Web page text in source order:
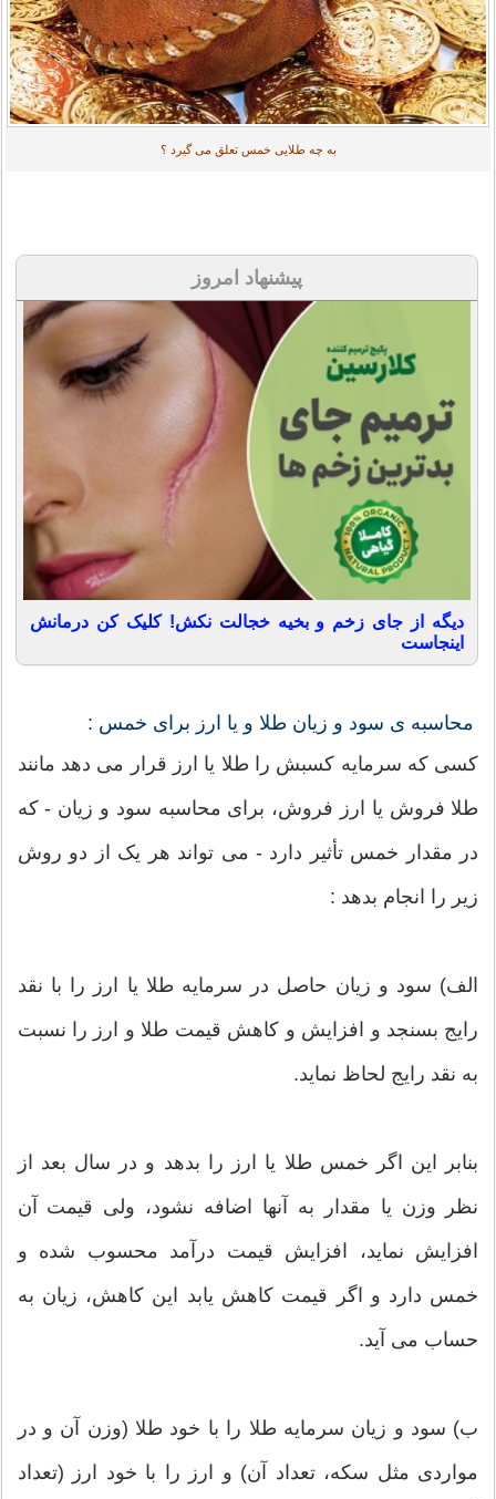
به چه طلایی خمس تعلق می گیرد ؟
پیشنهاد امروز
دیگه از جای زخم و بخیه خجالت نکش! کلیک کن درمانش
اینجاست
محاسبه ی سود و زیان طلا و یا ارز برای خمس :
کسی که سرمایه کسبش را طلا یا ارز قرار می دهد مانند
طلا فروش یا ارز فروش، برای محاسبه سود و زیان - که
در مقدار خمس تأثیر دارد - می تواند هر یک از دو روش
زیر را انجام بدهد :
الف) سود و زیان حاصل در سرمایه طلا یا ارز را با نقد
رایج بسنجد و افزایش و کاهش قیمت طلا و ارز را نسبت
به نقد رایج لحاظ نماید.
بنابر این اگر خمس طلا یا ارز را بدهد و در سال بعد از
نظر وزن یا مقدار به آنها اضافه نشود، ولی قیمت آن
افزایش نماید، افزایش قیمت درآمد محسوب شده و
خمس دارد و اگر قیمت کاهش یابد این کاهش، زیان به
حساب می آید.
ب) سود و زیان سرمایه طلا را با خود طلا (وزن آن و در
مواردی مثل سکه، تعداد آن) و ارز را با خود ارز (تعداد